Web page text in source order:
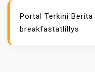
Portal Terkini Berita
breakfastatlillys